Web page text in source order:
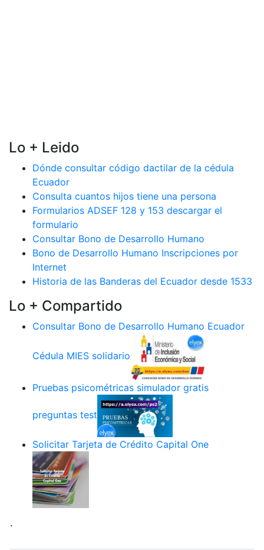
Lo + Leido
Dónde consultar código dactilar de la cédula
Ecuador
Consulta cuantos hijos tiene una persona
Formularios ADSEF 128 y 153 descargar el
formulario
Consultar Bono de Desarrollo Humano
Bono de Desarrollo Humano Inscripciones por
Internet
Historia de las Banderas del Ecuador desde 1533
Lo + Compartido
Consultar Bono de Desarrollo Humano Ecuador
Cédula MIES solidario
Pruebas psicométricas simulador gratis
preguntas test
Solicitar Tarjeta de Crédito Capital One
.